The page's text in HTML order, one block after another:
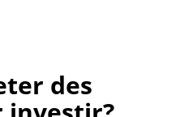
des